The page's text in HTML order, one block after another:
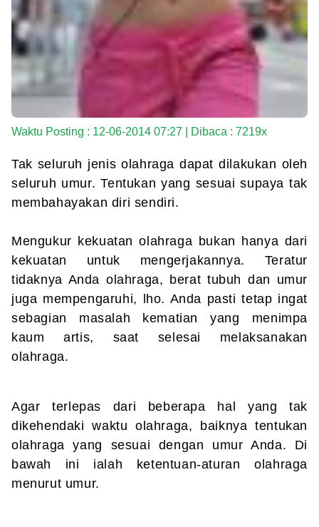
Waktu Posting : 12-06-2014 07:27 | Dibaca : 7219x
Tak seluruh jenis olahraga dapat dilakukan oleh
seluruh umur. Tentukan yang sesuai supaya tak
membahayakan diri sendiri.
Mengukur kekuatan olahraga bukan hanya dari
kekuatan untuk mengerjakannya. Teratur
tidaknya Anda olahraga, berat tubuh dan umur
juga mempengaruhi, lho. Anda pasti tetap ingat
sebagian masalah kematian yang menimpa
kaum artis, saat selesai melaksanakan
olahraga.
Agar terlepas dari beberapa hal yang tak
dikehendaki waktu olahraga, baiknya tentukan
olahraga yang sesuai dengan umur Anda. Di
bawah ini ialah ketentuan-aturan olahraga
menurut umur.